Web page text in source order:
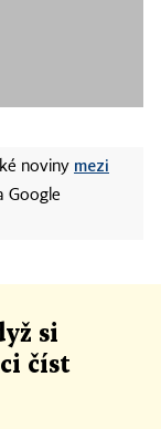
noviny mezi
Google
si
číst